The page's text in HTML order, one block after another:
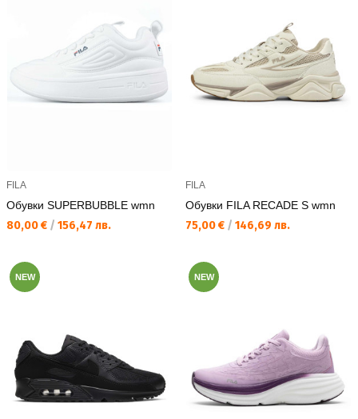
FILA
Обувки SUPERBUBBLE wmn
Текуща цена:
80,00 € / 156,47 лв.
FILA
Обувки FILA RECADE S wmn
Текуща цена:
75,00 € / 146,69 лв.
NEW NEW